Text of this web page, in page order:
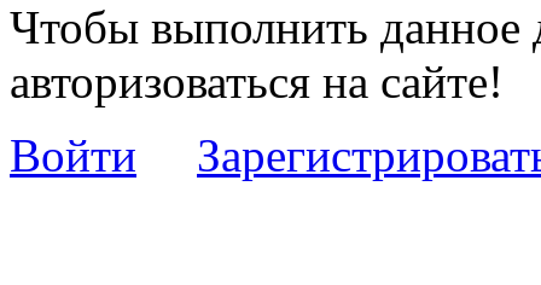
Чтобы выполнить данное
авторизоваться на сайте!
Войти